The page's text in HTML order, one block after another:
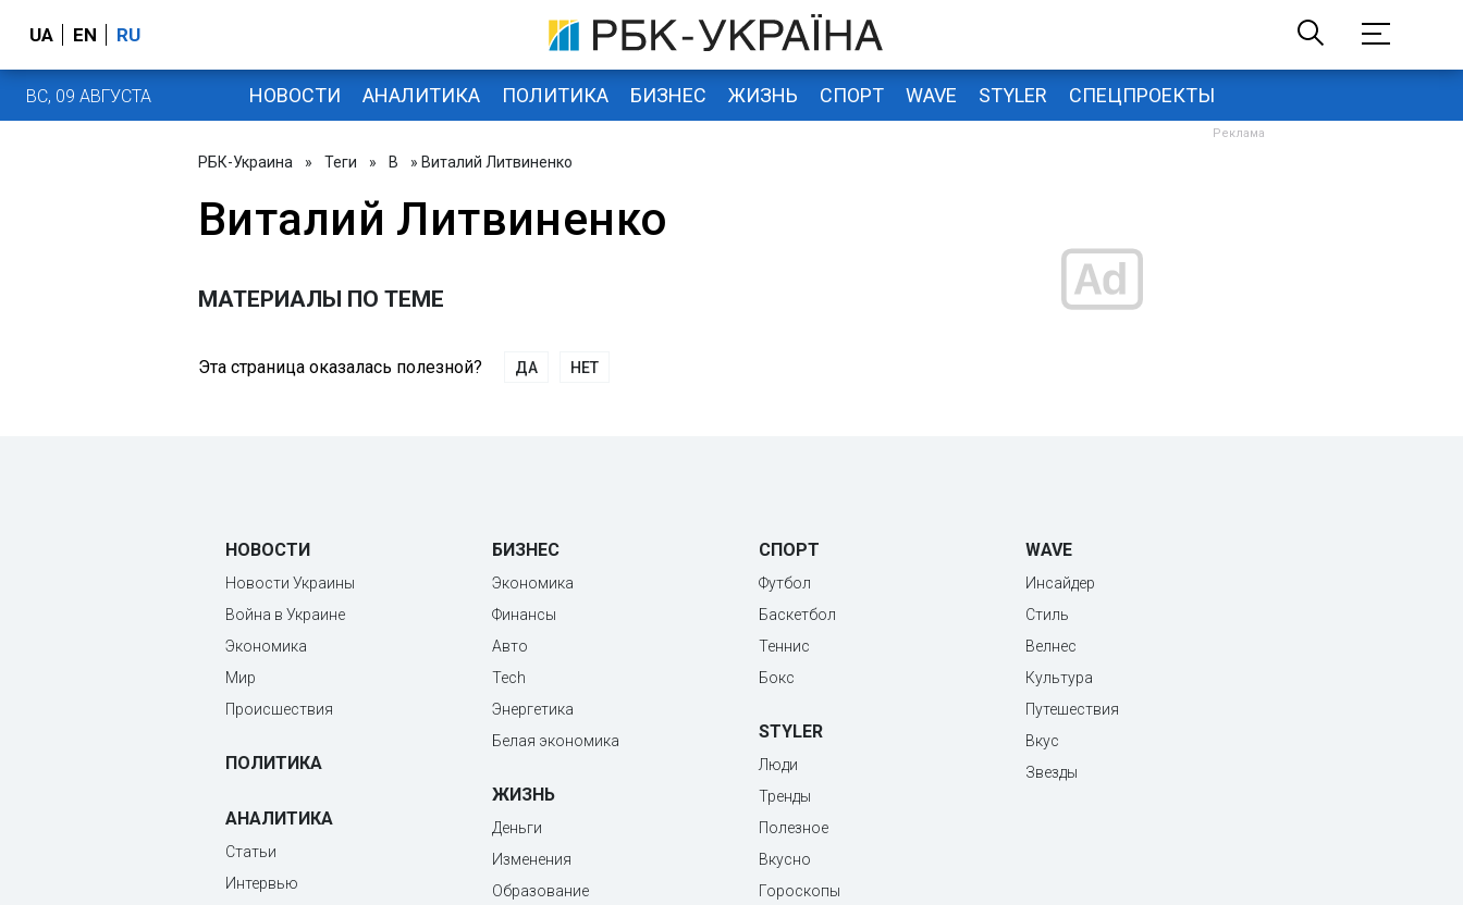
UA EN RU
ВС, 09 АВГУСТА НОВОСТИ АНАЛИТИКА ПОЛИТИКА БИЗНЕС ЖИЗНЬ СПОРТ WAVE STYLER СПЕЦПРОЕКТЫ
РБК-Украина » Теги » В » Виталий Литвиненко
Виталий Литвиненко
МАТЕРИАЛЫ ПО ТЕМЕ
Эта страница оказалась полезной? ДА НЕТ
НОВОСТИ
Новости Украины
Война в Украине
Экономика
Мир
Происшествия
ПОЛИТИКА
АНАЛИТИКА
Статьи
Интервью
БИЗНЕС
Экономика
Финансы
Авто
Tech
Энергетика
Белая экономика
ЖИЗНЬ
Деньги
Изменения
Образование
СПОРТ
Футбол
Баскетбол
Теннис
Бокс
STYLER
Люди
Тренды
Полезное
Вкусно
Гороскопы
WAVE
Инсайдер
Стиль
Велнес
Культура
Путешествия
Вкус
Звезды